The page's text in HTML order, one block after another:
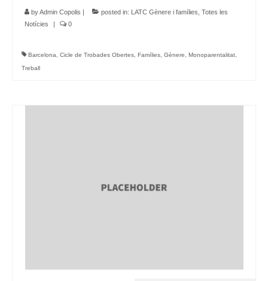
byAdmin Copolis | posted in: LATC Gènere i famílies Totes les
Notícies
| 0
Barcelona Cicle de Trobades Obertes Famílies Gènere Monoparentalitat
Treball